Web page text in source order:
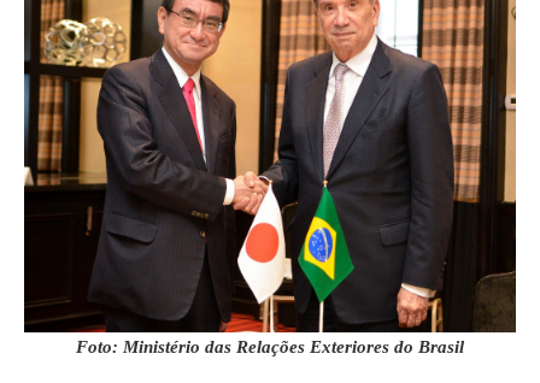
Foto: Ministério das Relações Exteriores do Brasil